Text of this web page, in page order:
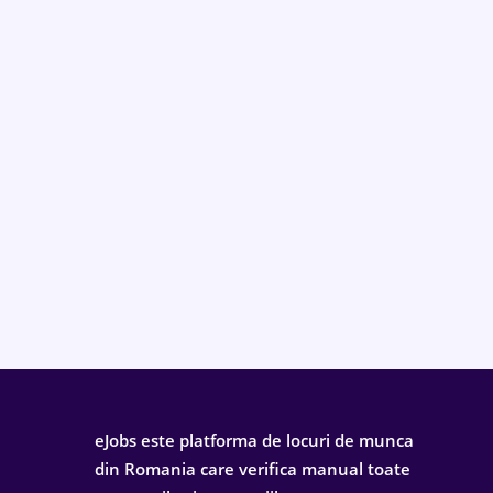
eJobs este platforma de locuri de munca
din Romania care verifica manual toate